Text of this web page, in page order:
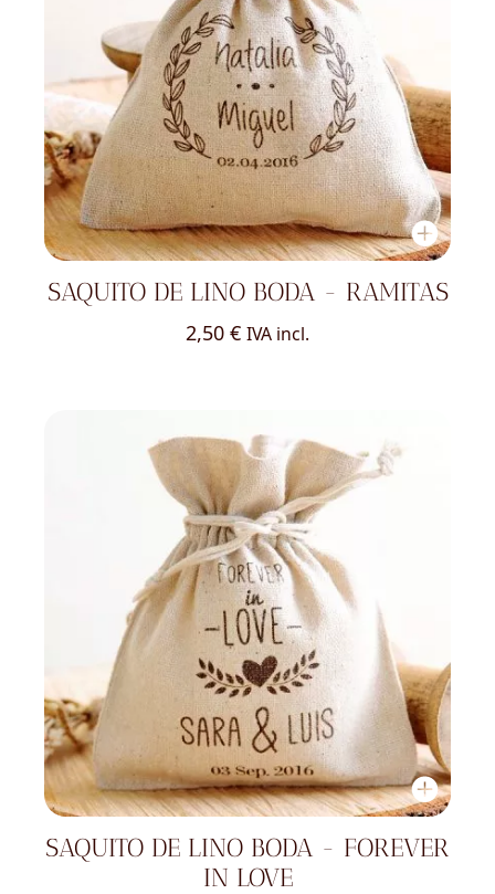
SAQUITO DE LINO BODA - RAMITAS
2,50 € IVA incl.
SAQUITO DE LINO BODA - FOREVER
IN LOVE